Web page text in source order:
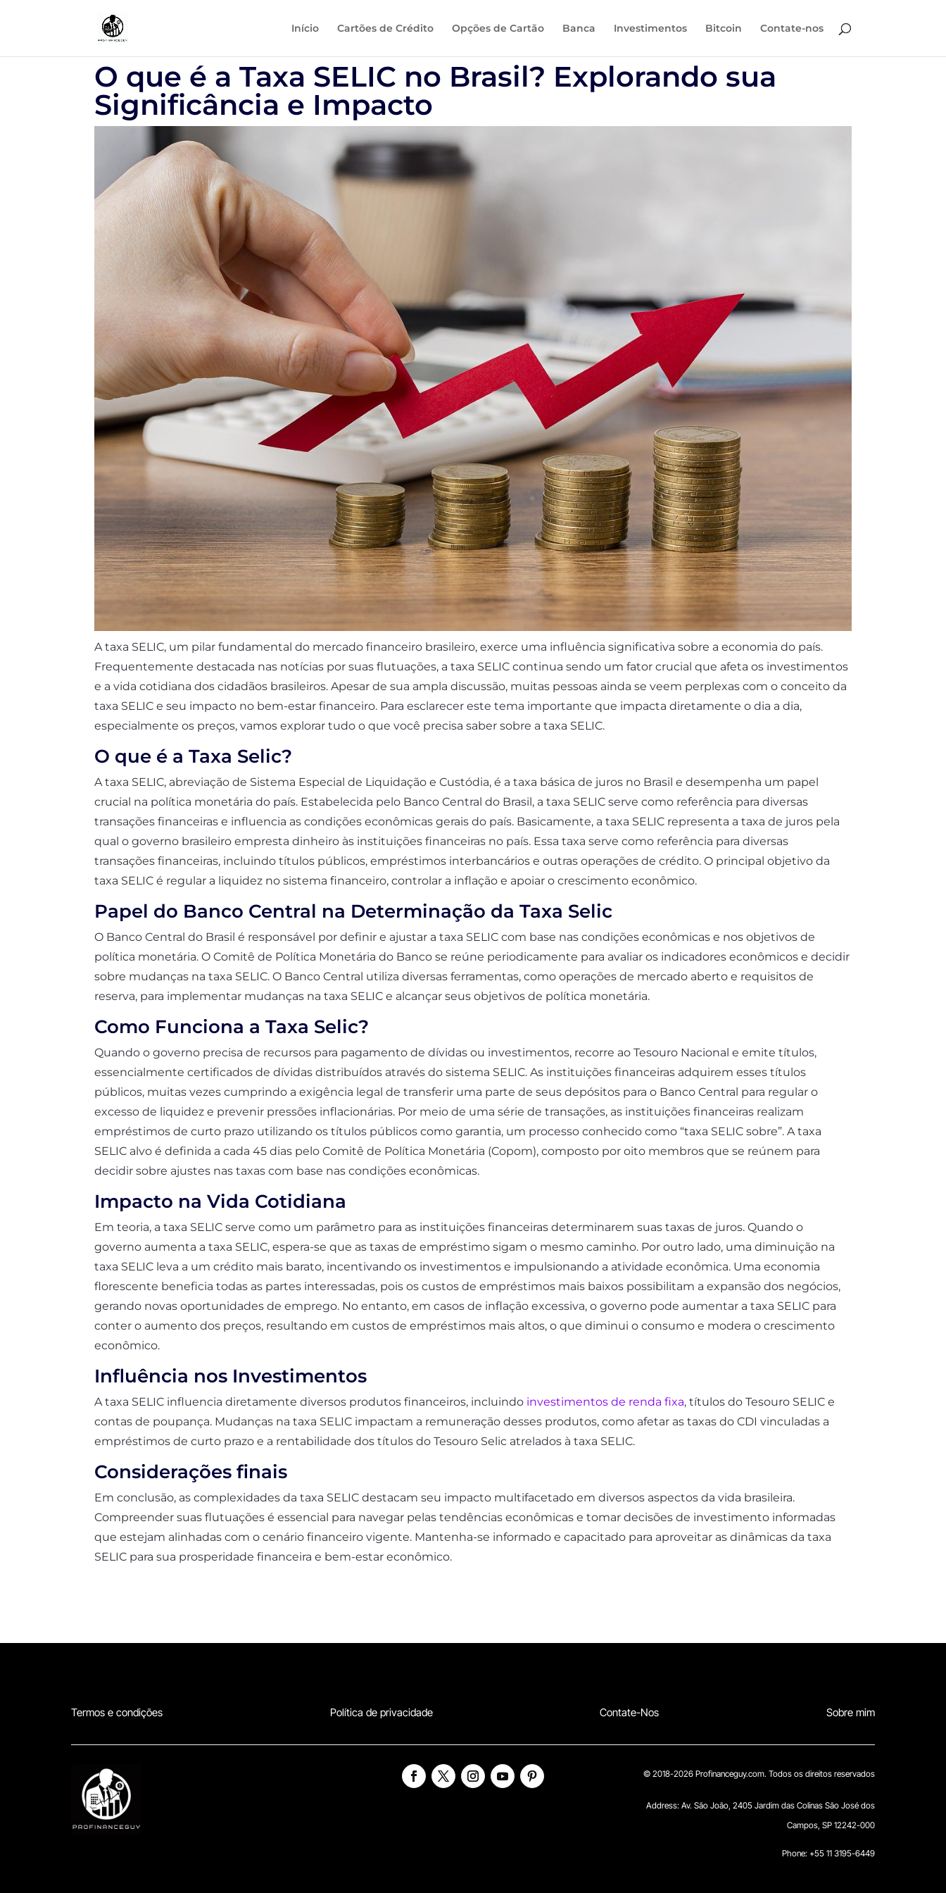
Início Cartões de Crédito Opções de Cartão Banca Investimentos Bitcoin Contate-nos
O que é a Taxa SELIC no Brasil? Explorando sua
Significância e Impacto
A taxa SELIC, um pilar fundamental do mercado financeiro brasileiro, exerce uma influência significativa sobre a economia do país.
Frequentemente destacada nas notícias por suas flutuações, a taxa SELIC continua sendo um fator crucial que afeta os investimentos
e a vida cotidiana dos cidadãos brasileiros. Apesar de sua ampla discussão, muitas pessoas ainda se veem perplexas com o conceito da
taxa SELIC e seu impacto no bem-estar financeiro. Para esclarecer este tema importante que impacta diretamente o dia a dia,
especialmente os preços, vamos explorar tudo o que você precisa saber sobre a taxa SELIC.
O que é a Taxa Selic?
A taxa SELIC, abreviação de Sistema Especial de Liquidação e Custódia, é a taxa básica de juros no Brasil e desempenha um papel
crucial na política monetária do país. Estabelecida pelo Banco Central do Brasil, a taxa SELIC serve como referência para diversas
transações financeiras e influencia as condições econômicas gerais do país. Basicamente, a taxa SELIC representa a taxa de juros pela
qual o governo brasileiro empresta dinheiro às instituições financeiras no país. Essa taxa serve como referência para diversas
transações financeiras, incluindo títulos públicos, empréstimos interbancários e outras operações de crédito. O principal objetivo da
taxa SELIC é regular a liquidez no sistema financeiro, controlar a inflação e apoiar o crescimento econômico.
Papel do Banco Central na Determinação da Taxa Selic
O Banco Central do Brasil é responsável por definir e ajustar a taxa SELIC com base nas condições econômicas e nos objetivos de
política monetária. O Comitê de Política Monetária do Banco se reúne periodicamente para avaliar os indicadores econômicos e decidir
sobre mudanças na taxa SELIC. O Banco Central utiliza diversas ferramentas, como operações de mercado aberto e requisitos de
reserva, para implementar mudanças na taxa SELIC e alcançar seus objetivos de política monetária.
Como Funciona a Taxa Selic?
Quando o governo precisa de recursos para pagamento de dívidas ou investimentos, recorre ao Tesouro Nacional e emite títulos,
essencialmente certificados de dívidas distribuídos através do sistema SELIC. As instituições financeiras adquirem esses títulos
públicos, muitas vezes cumprindo a exigência legal de transferir uma parte de seus depósitos para o Banco Central para regular o
excesso de liquidez e prevenir pressões inflacionárias. Por meio de uma série de transações, as instituições financeiras realizam
empréstimos de curto prazo utilizando os títulos públicos como garantia, um processo conhecido como “taxa SELIC sobre”. A taxa
SELIC alvo é definida a cada 45 dias pelo Comitê de Política Monetária (Copom), composto por oito membros que se reúnem para
decidir sobre ajustes nas taxas com base nas condições econômicas.
Impacto na Vida Cotidiana
Em teoria, a taxa SELIC serve como um parâmetro para as instituições financeiras determinarem suas taxas de juros. Quando o
governo aumenta a taxa SELIC, espera-se que as taxas de empréstimo sigam o mesmo caminho. Por outro lado, uma diminuição na
taxa SELIC leva a um crédito mais barato, incentivando os investimentos e impulsionando a atividade econômica. Uma economia
florescente beneficia todas as partes interessadas, pois os custos de empréstimos mais baixos possibilitam a expansão dos negócios,
gerando novas oportunidades de emprego. No entanto, em casos de inflação excessiva, o governo pode aumentar a taxa SELIC para
conter o aumento dos preços, resultando em custos de empréstimos mais altos, o que diminui o consumo e modera o crescimento
econômico.
Influência nos Investimentos
A taxa SELIC influencia diretamente diversos produtos financeiros, incluindo investimentos de renda fixa, títulos do Tesouro SELIC e
contas de poupança. Mudanças na taxa SELIC impactam a remuneração desses produtos, como afetar as taxas do CDI vinculadas a
empréstimos de curto prazo e a rentabilidade dos títulos do Tesouro Selic atrelados à taxa SELIC.
Considerações finais
Em conclusão, as complexidades da taxa SELIC destacam seu impacto multifacetado em diversos aspectos da vida brasileira.
Compreender suas flutuações é essencial para navegar pelas tendências econômicas e tomar decisões de investimento informadas
que estejam alinhadas com o cenário financeiro vigente. Mantenha-se informado e capacitado para aproveitar as dinâmicas da taxa
SELIC para sua prosperidade financeira e bem-estar econômico.
Termos e condições Política de privacidade Contate-Nos Sobre mim
© 2018-2026 Profinanceguy.com. Todos os direitos reservados
Address:Av. São João, 2405 Jardim das Colinas São José dos
Campos, SP 12242-000
Phone: +55 11 3195-6449